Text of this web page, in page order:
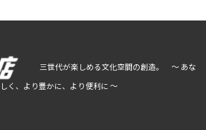
三世代が楽しめる文化空間の創造。 ～ あな
く、より豊かに、より便利に ～